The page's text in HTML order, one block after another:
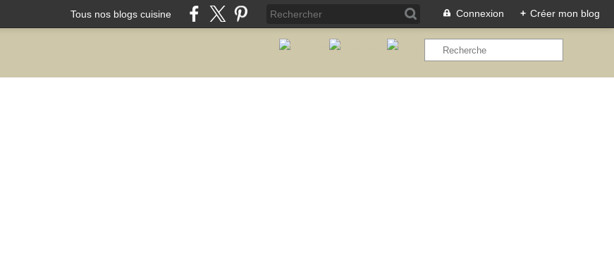
Tous nos blogs cuisine Connexion + Créer mon blog